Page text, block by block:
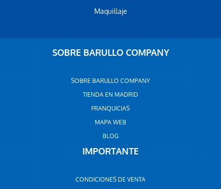
Maquillaje
SOBRE BARULLO COMPANY
SOBRE BARULLO COMPANY
TIENDA EN MADRID
FRANQUICIAS
MAPA WEB
BLOG
IMPORTANTE
CONDICIONES DE VENTA